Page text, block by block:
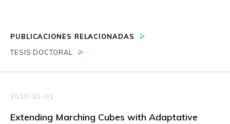
PUBLICACIONES RELACIONADAS
TESIS DOCTORAL
2010-01-01
Extending Marching Cubes with Adaptative